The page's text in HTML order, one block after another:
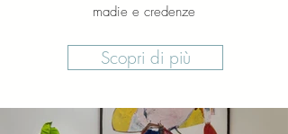
madie e credenze
Scopri di più